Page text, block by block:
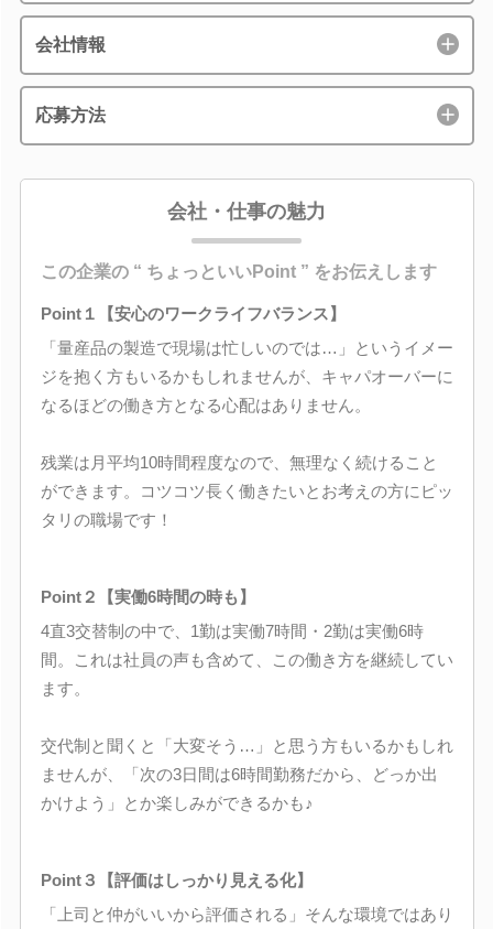
会社情報
応募方法
会社・仕事の魅力
この企業の “ ちょっといいPoint ” をお伝えします
Point１【安心のワークライフバランス】
「量産品の製造で現場は忙しいのでは…」というイメー
ジを抱く方もいるかもしれませんが、キャパオーバーに
なるほどの働き方となる心配はありません。
残業は月平均10時間程度なので、無理なく続けること
ができます。コツコツ長く働きたいとお考えの方にピッ
タリの職場です！
Point２【実働6時間の時も】
4直3交替制の中で、1勤は実働7時間・2勤は実働6時
間。これは社員の声も含めて、この働き方を継続してい
ます。
交代制と聞くと「大変そう…」と思う方もいるかもしれ
ませんが、「次の3日間は6時間勤務だから、どっか出
かけよう」とか楽しみができるかも♪
Point３【評価はしっかり見える化】
「上司と仲がいいから評価される」そんな環境ではあり